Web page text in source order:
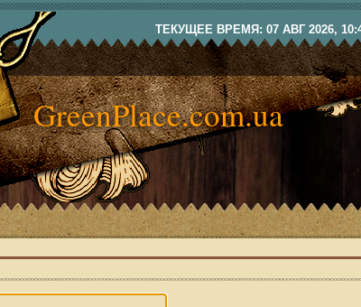
ТЕКУЩЕЕ ВРЕМЯ: 07 АВГ 2026,
GreenPlace.com.ua